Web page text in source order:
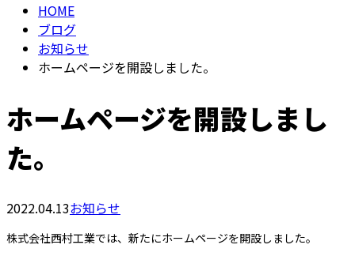
HOME
ブログ
お知らせ
ホームページを開設しました。
ホームページを開設しまし
た。
2022.04.13お知らせ
株式会社西村工業では、新たにホームページを開設しました。